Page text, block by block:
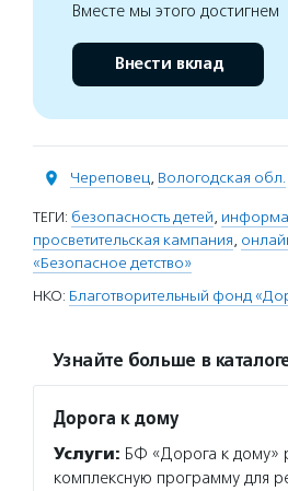
Вместе мы этого достигнем
Внести вклад
Череповец, Вологодская обл.
ТЕГИ: безопасность детей,
просветительская кампания,
«Безопасное детство»
НКО: Благотворительный фонд
Узнайте больше в
Дорога к дому
Услуги: БФ «Дорога к дому»
комплексную программу для